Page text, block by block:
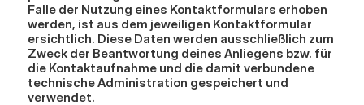
Falle der Nutzung eines Kontaktformulars erhoben
werden, ist aus dem jeweiligen Kontaktformular
ersichtlich. Diese Daten werden ausschließlich zum
Zweck der Beantwortung deines Anliegens bzw. für
die Kontaktaufnahme und die damit verbundene
technische Administration gespeichert und
verwendet.